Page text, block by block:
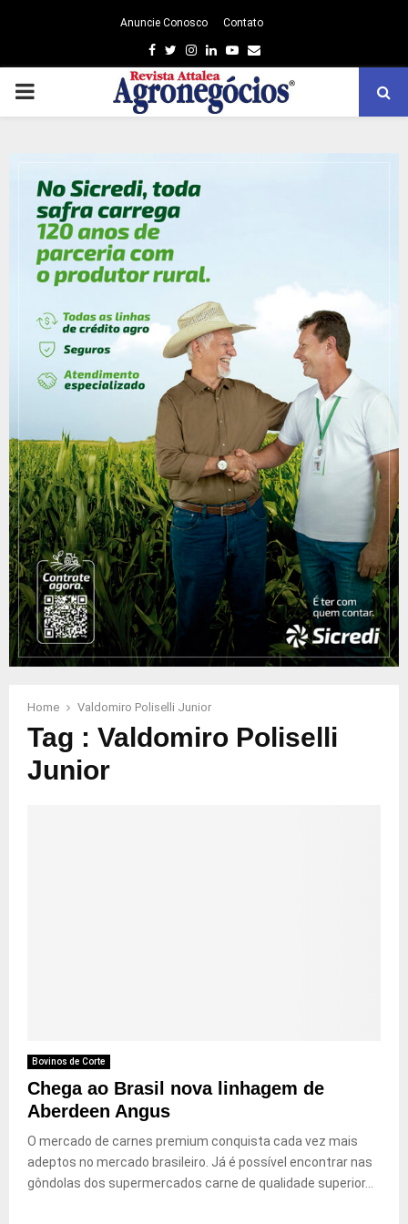
Anuncie Conosco Contato
Facebook
TwitterInstagram
LinkedinYoutube
Email
PRIMARY
Home Valdomiro Poliselli Junior
Tag : Valdomiro Poliselli
Junior
Bovinos de Corte
Chega ao Brasil nova linhagem de
Aberdeen Angus
O mercado de carnes premium conquista cada vez mais
adeptos no mercado brasileiro. Já é possível encontrar nas
gôndolas dos supermercados carne de qualidade superior...